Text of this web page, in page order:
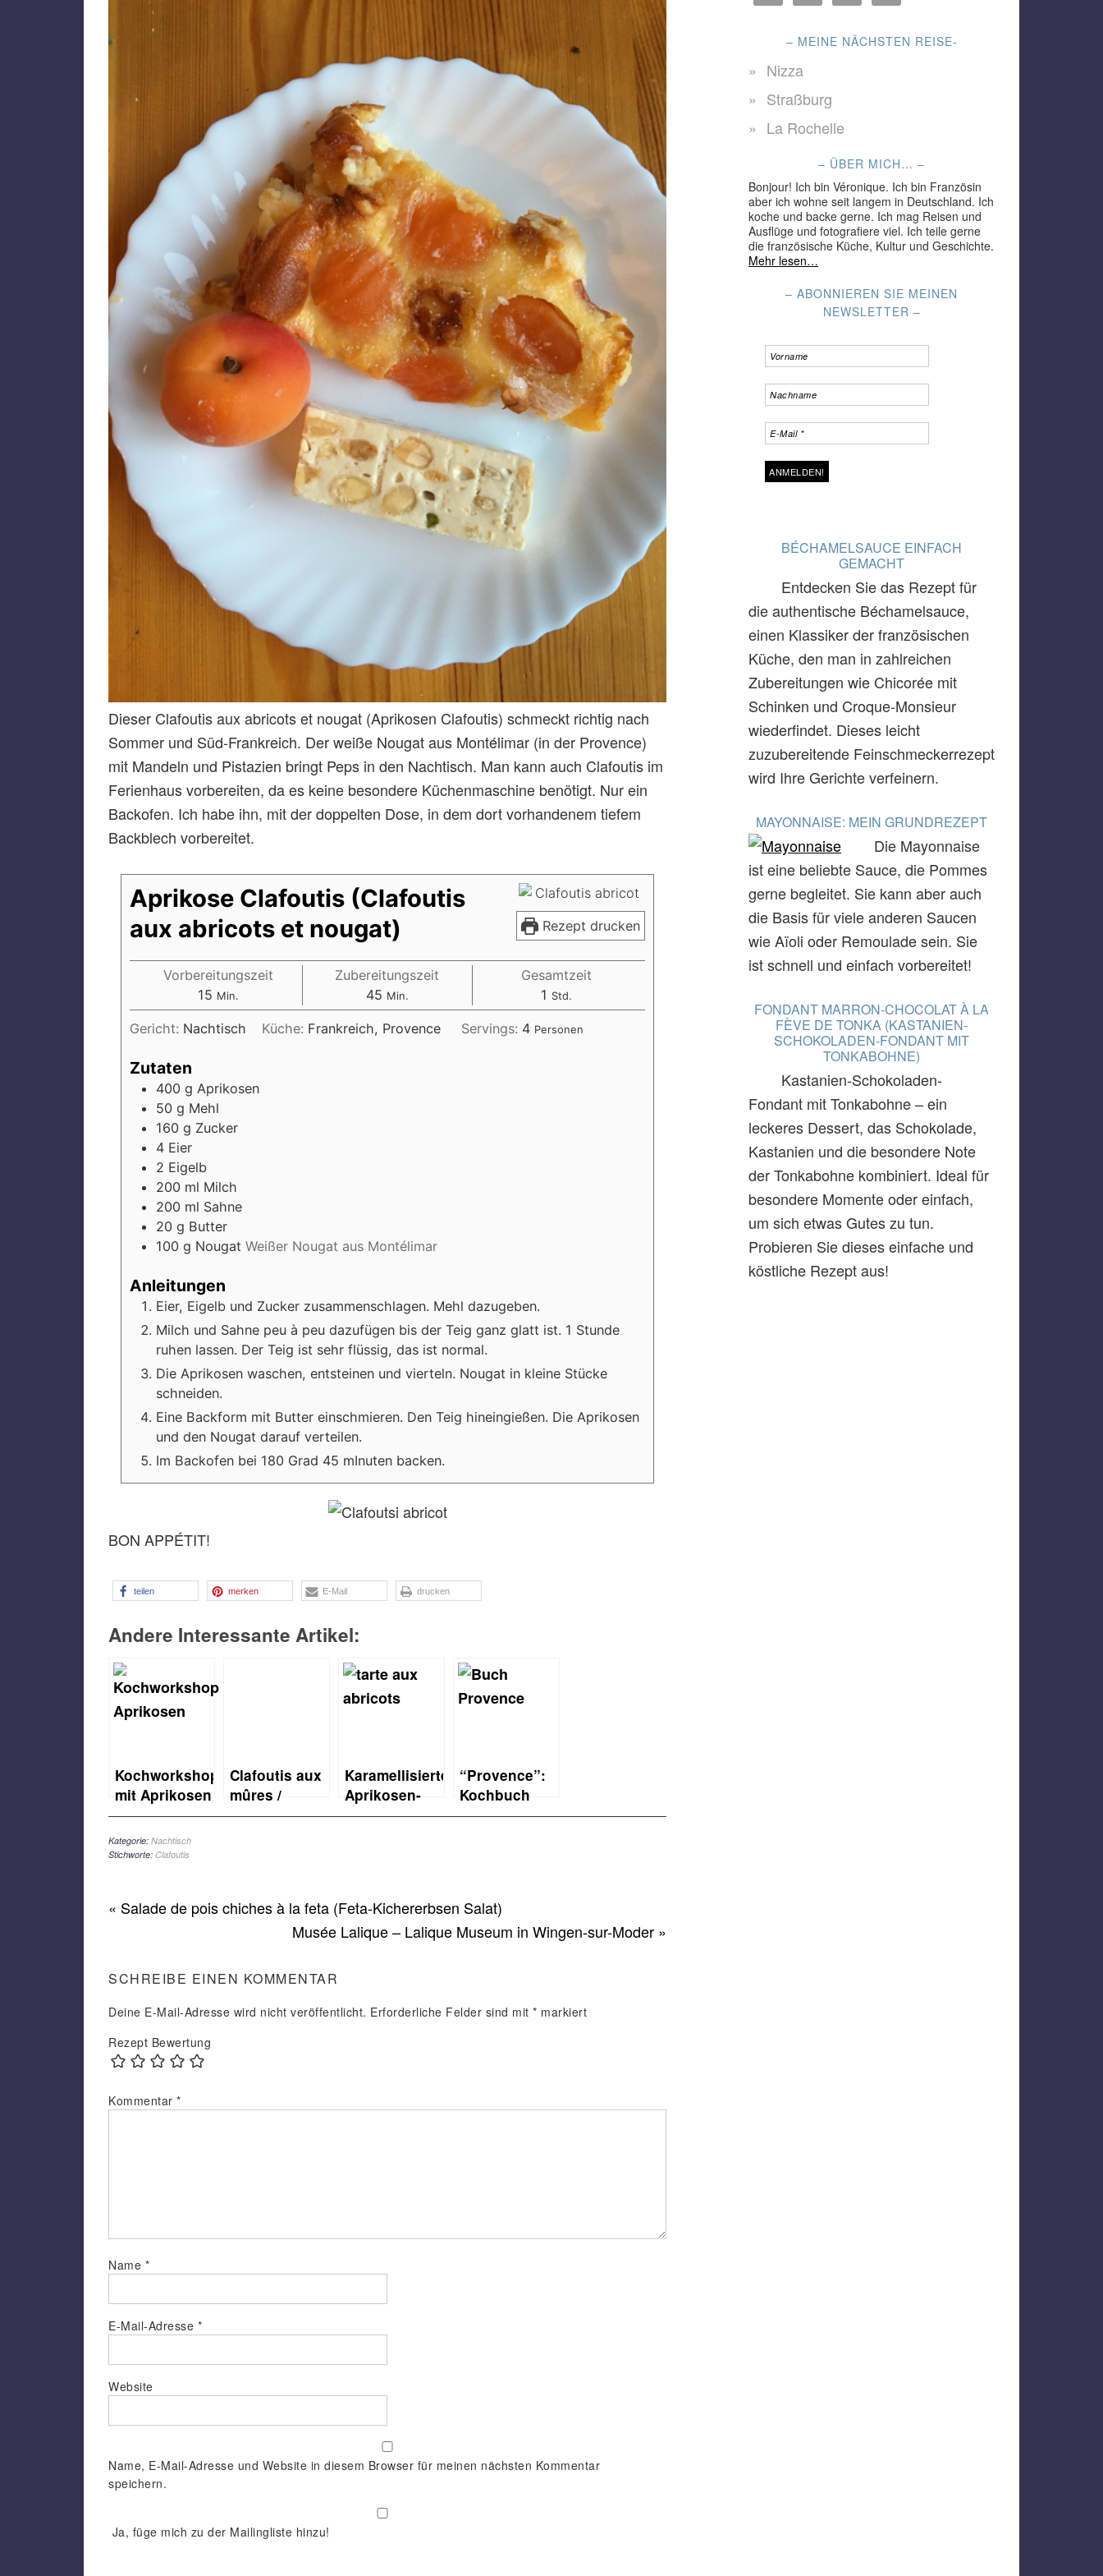
Dieser Clafoutis aux abricots et nougat (Aprikosen Clafoutis) schmeckt richtig nach
Sommer und Süd-Frankreich. Der weiße Nougat aus Montélimar (in der Provence)
mit Mandeln und Pistazien bringt Peps in den Nachtisch. Man kann auch Clafoutis im
Ferienhaus vorbereiten, da es keine besondere Küchenmaschine benötigt. Nur ein
Backofen. Ich habe ihn, mit der doppelten Dose, in dem dort vorhandenem tiefem
Backblech vorbereitet.
Rezept drucken
Aprikose Clafoutis (Clafoutis
aux abricots et nougat)
Vorbereitungszeit
15 Min.
Zubereitungszeit
45 Min.
Gesamtzeit
1 Std.
Gericht: Nachtisch Küche: Frankreich, Provence Servings: 4 Personen
Zutaten
400 g Aprikosen
50 g Mehl
160 g Zucker
4 Eier
2 Eigelb
200 ml Milch
200 ml Sahne
20 g Butter
100 g Nougat Weißer Nougat aus Montélimar
Anleitungen
Eier, Eigelb und Zucker zusammenschlagen. Mehl dazugeben.
Milch und Sahne peu à peu dazufügen bis der Teig ganz glatt ist. 1 Stunde
ruhen lassen. Der Teig ist sehr flüssig, das ist normal.
Die Aprikosen waschen, entsteinen und vierteln. Nougat in kleine Stücke
schneiden.
Eine Backform mit Butter einschmieren. Den Teig hineingießen. Die Aprikosen
und den Nougat darauf verteilen.
Im Backofen bei 180 Grad 45 mInuten backen.
BON APPÉTIT!
teilen merken E-Mail drucken
Andere Interessante Artikel:
Kochworkshop
mit Aprikosen
aus
Frankreich
Clafoutis aux
mûres /
Brombeeren
Karamellisierte
Aprikosen-
Tarte
“Provence”:
Kochbuch
von Murielle
Kategorie: Nachtisch
Stichworte: Clafoutis
« Salade de pois chiches à la feta (Feta-Kichererbsen Salat)
Musée Lalique – Lalique Museum in Wingen-sur-Moder »
SCHREIBE EINEN KOMMENTAR
Deine E-Mail-Adresse wird nicht veröffentlicht. Erforderliche Felder sind mit * markiert
Rezept Bewertung
Kommentar *
Name *
E-Mail-Adresse *
Website
Name, E-Mail-Adresse und Website in diesem Browser für meinen nächsten Kommentar
speichern.
Ja, füge mich zu der Mailingliste hinzu!
– MEINE NÄCHSTEN REISE-
Nizza
Straßburg
La Rochelle
– ÜBER MICH… –
Bonjour! Ich bin Véronique. Ich bin Französin
aber ich wohne seit langem in Deutschland. Ich
koche und backe gerne. Ich mag Reisen und
Ausflüge und fotografiere viel. Ich teile gerne
die französische Küche, Kultur und Geschichte.
Mehr lesen…
– ABONNIEREN SIE MEINEN
NEWSLETTER –
BÉCHAMELSAUCE EINFACH
GEMACHT
Entdecken Sie das Rezept für
die authentische Béchamelsauce,
einen Klassiker der französischen
Küche, den man in zahlreichen
Zubereitungen wie Chicorée mit
Schinken und Croque-Monsieur
wiederfindet. Dieses leicht
zuzubereitende Feinschmeckerrezept
wird Ihre Gerichte verfeinern.
MAYONNAISE: MEIN GRUNDREZEPT
Die Mayonnaise
ist eine beliebte Sauce, die Pommes
gerne begleitet. Sie kann aber auch
die Basis für viele anderen Saucen
wie Aïoli oder Remoulade sein. Sie
ist schnell und einfach vorbereitet!
FONDANT MARRON-CHOCOLAT À LA
FÈVE DE TONKA (KASTANIEN-
SCHOKOLADEN-FONDANT MIT
TONKABOHNE)
Kastanien-Schokoladen-
Fondant mit Tonkabohne – ein
leckeres Dessert, das Schokolade,
Kastanien und die besondere Note
der Tonkabohne kombiniert. Ideal für
besondere Momente oder einfach,
um sich etwas Gutes zu tun.
Probieren Sie dieses einfache und
köstliche Rezept aus!